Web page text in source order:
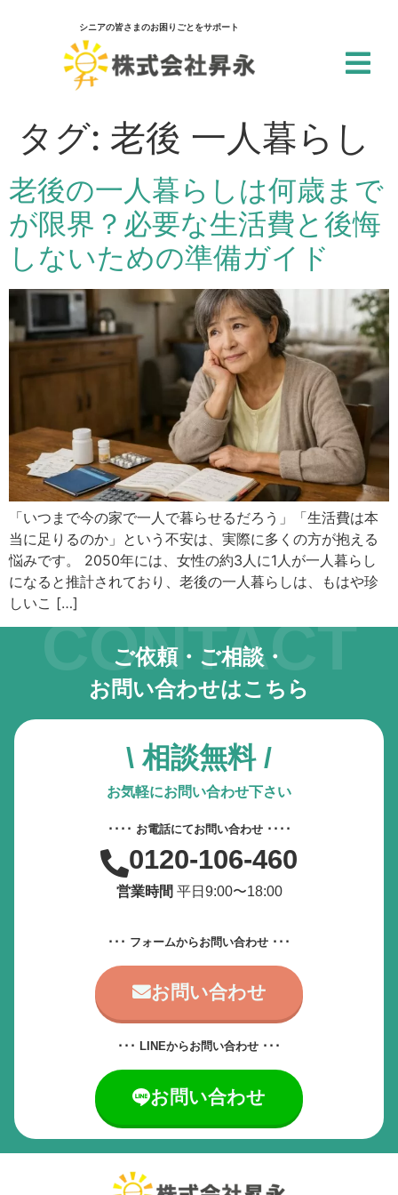
シニアの皆さまのお困りごとをサポート
タグ: 老後 一人暮らし
老後の一人暮らしは何歳まで
が限界？必要な生活費と後悔
しないための準備ガイド
「いつまで今の家で一人で暮らせるだろう」「生活費は本
当に足りるのか」という不安は、実際に多くの方が抱える
悩みです。 2050年には、女性の約3人に1人が一人暮らし
になると推計されており、老後の一人暮らしは、もはや珍
しいこ […]
CONTACT
ご依頼・ご相談・
お問い合わせはこちら
\ 相談無料 /
お気軽にお問い合わせ下さい
････ お電話にてお問い合わせ ････
0120-106-460
営業時間 平日9:00〜18:00
･･･ フォームからお問い合わせ ･･･
お問い合わせ
･･･ LINEからお問い合わせ ･･･
お問い合わせ
アクセシビリティ設定 閉じる
一括設定
個別設定
スクリーンリーダー
サイト内の文章を音声で読み上げ
テキストリーダー
選択した文章を音声で読み上げ
仮想キーボード
フォーム入力でキーボードを表示
キーボード操作ハイライト
キーボードで操作中の要素を強調表示
音声操作
音声でサイトを操作（Google Chrome推奨）
色の彩度
低彩度・高彩度・白黒
リンク下線
リンクに下線を付与
リンクハイライト
アニメーションを停止
動画やアニメーションを一時停止
すべての設定をリセット
サービスお問い合わせ先